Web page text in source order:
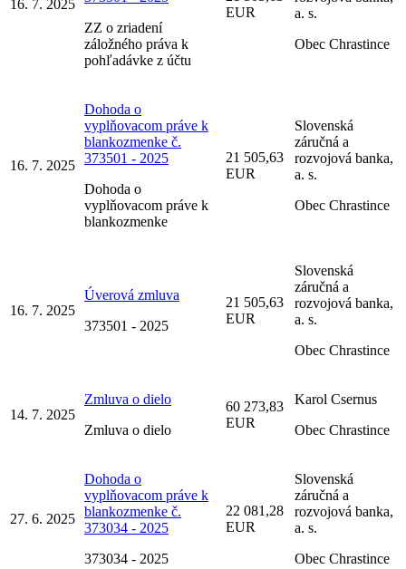
16. 7. 2025
ZZ o zriadení
záložného práva k
pohľadávke z účtu
EUR
a. s.
Obec Chrastince
16. 7. 2025
Dohoda o
vyplňovacom práve k
blankozmenke č.
373501 - 2025
Dohoda o
vyplňovacom práve k
blankozmenke
21 505,63
EUR
Slovenská
záručná a
rozvojová banka,
a. s.
Obec Chrastince
16. 7. 2025
Úverová zmluva
373501 - 2025
21 505,63
EUR
Slovenská
záručná a
rozvojová banka,
a. s.
Obec Chrastince
14. 7. 2025
Zmluva o dielo
Zmluva o dielo
60 273,83
EUR
Karol Csernus
Obec Chrastince
27. 6. 2025
Dohoda o
vyplňovacom práve k
blankozmenke č.
373034 - 2025
373034 - 2025
22 081,28
EUR
Slovenská
záručná a
rozvojová banka,
a. s.
Obec Chrastince